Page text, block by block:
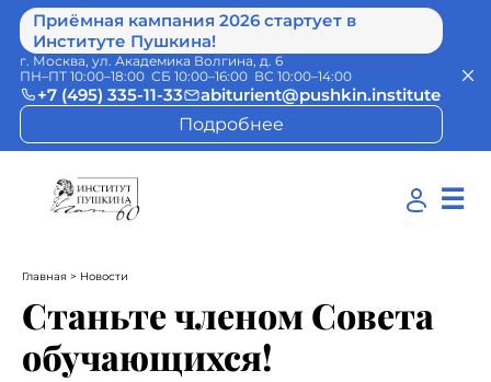
Приёмная кампания 2026 стартует в
Институте Пушкина!
г. Москва, ул. Академика Волгина, д. 6
ПН–ПТ 10:00–18:00 СБ 10:00–16:00 ВС 10:00–14:00
+7 (495) 335-11-33
abiturient@pushkin.institute
Подробнее
☰
Главная > Новости
Станьте членом Совета
обучающихся!